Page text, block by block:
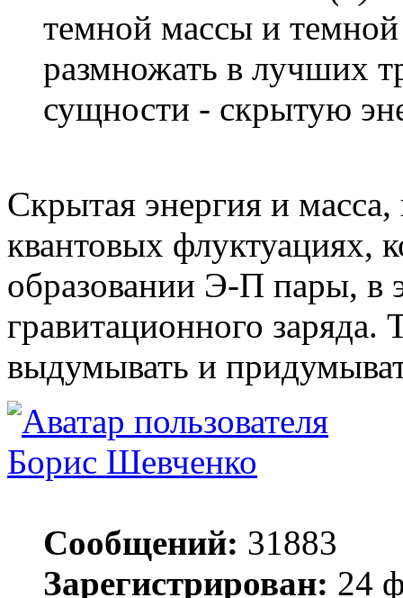
темной массы и темной
размножать в лучших
сущности - скрытую
Скрытая энергия и масса,
квантовых флуктуациях,
образовании Э-П пары, в
гравитационного заряда.
выдумывать и
Борис Шевченко
Сообщений: 31883
Зарегистрирован: 24